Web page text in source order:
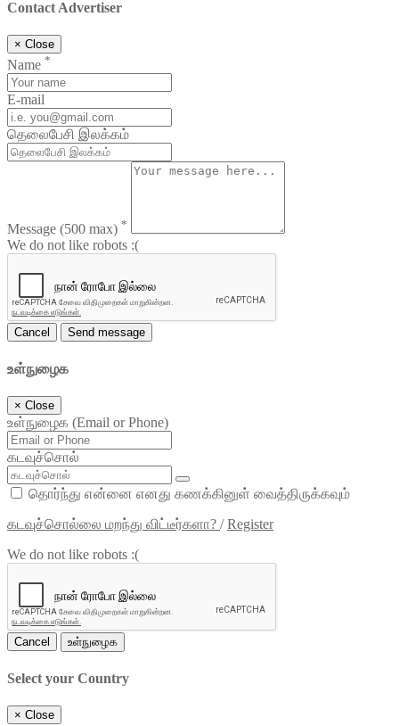
Contact Advertiser
× Close
Name *
E-mail
தெலைபேசி இலக்கம்
Message (500 max) *
We do not like robots :(
Cancel Send message
உள்நுழைக
× Close
உள்நுழைக (Email or Phone)
கடவுச்சொல்
தொர்ந்து என்னை எனது கணக்கினுள் வைத்திருக்கவும்
கடவுச்சொல்லை மறந்து விட்டீர்களா? /Register
We do not like robots :(
Cancel உள்நுழைக
Select your Country
× Close